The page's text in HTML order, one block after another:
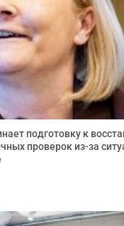
подготовку к
проверок из-за